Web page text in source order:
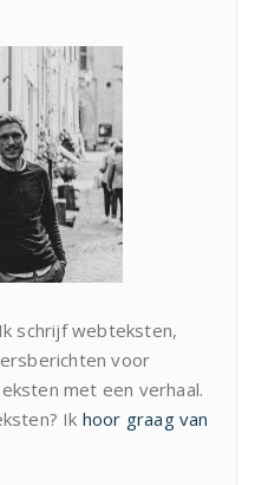
schrijf webteksten,
voor
met een verhaal.
Ik hoor graag van